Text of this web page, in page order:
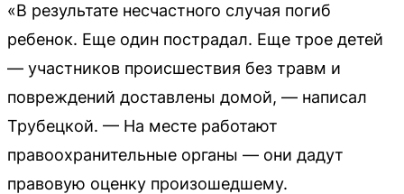
«В результате несчастного случая погиб
ребенок. Еще один пострадал. Еще трое детей
— участников происшествия без травм и
повреждений доставлены домой, — написал
Трубецкой. — На месте работают
правоохранительные органы — они дадут
правовую оценку произошедшему.